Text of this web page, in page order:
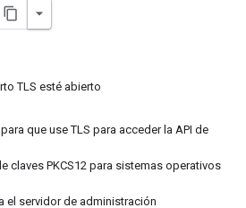
TLS esté abierto
que use TLS para acceder la API de
claves PKCS12 para sistemas operativos
el servidor de administración